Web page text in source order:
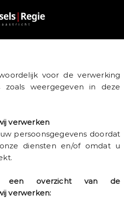
voor de verwerking
zoals weergegeven in deze
verwerken
persoonsgegevens doordat
diensten en/of omdat u
een overzicht van de
verwerken: